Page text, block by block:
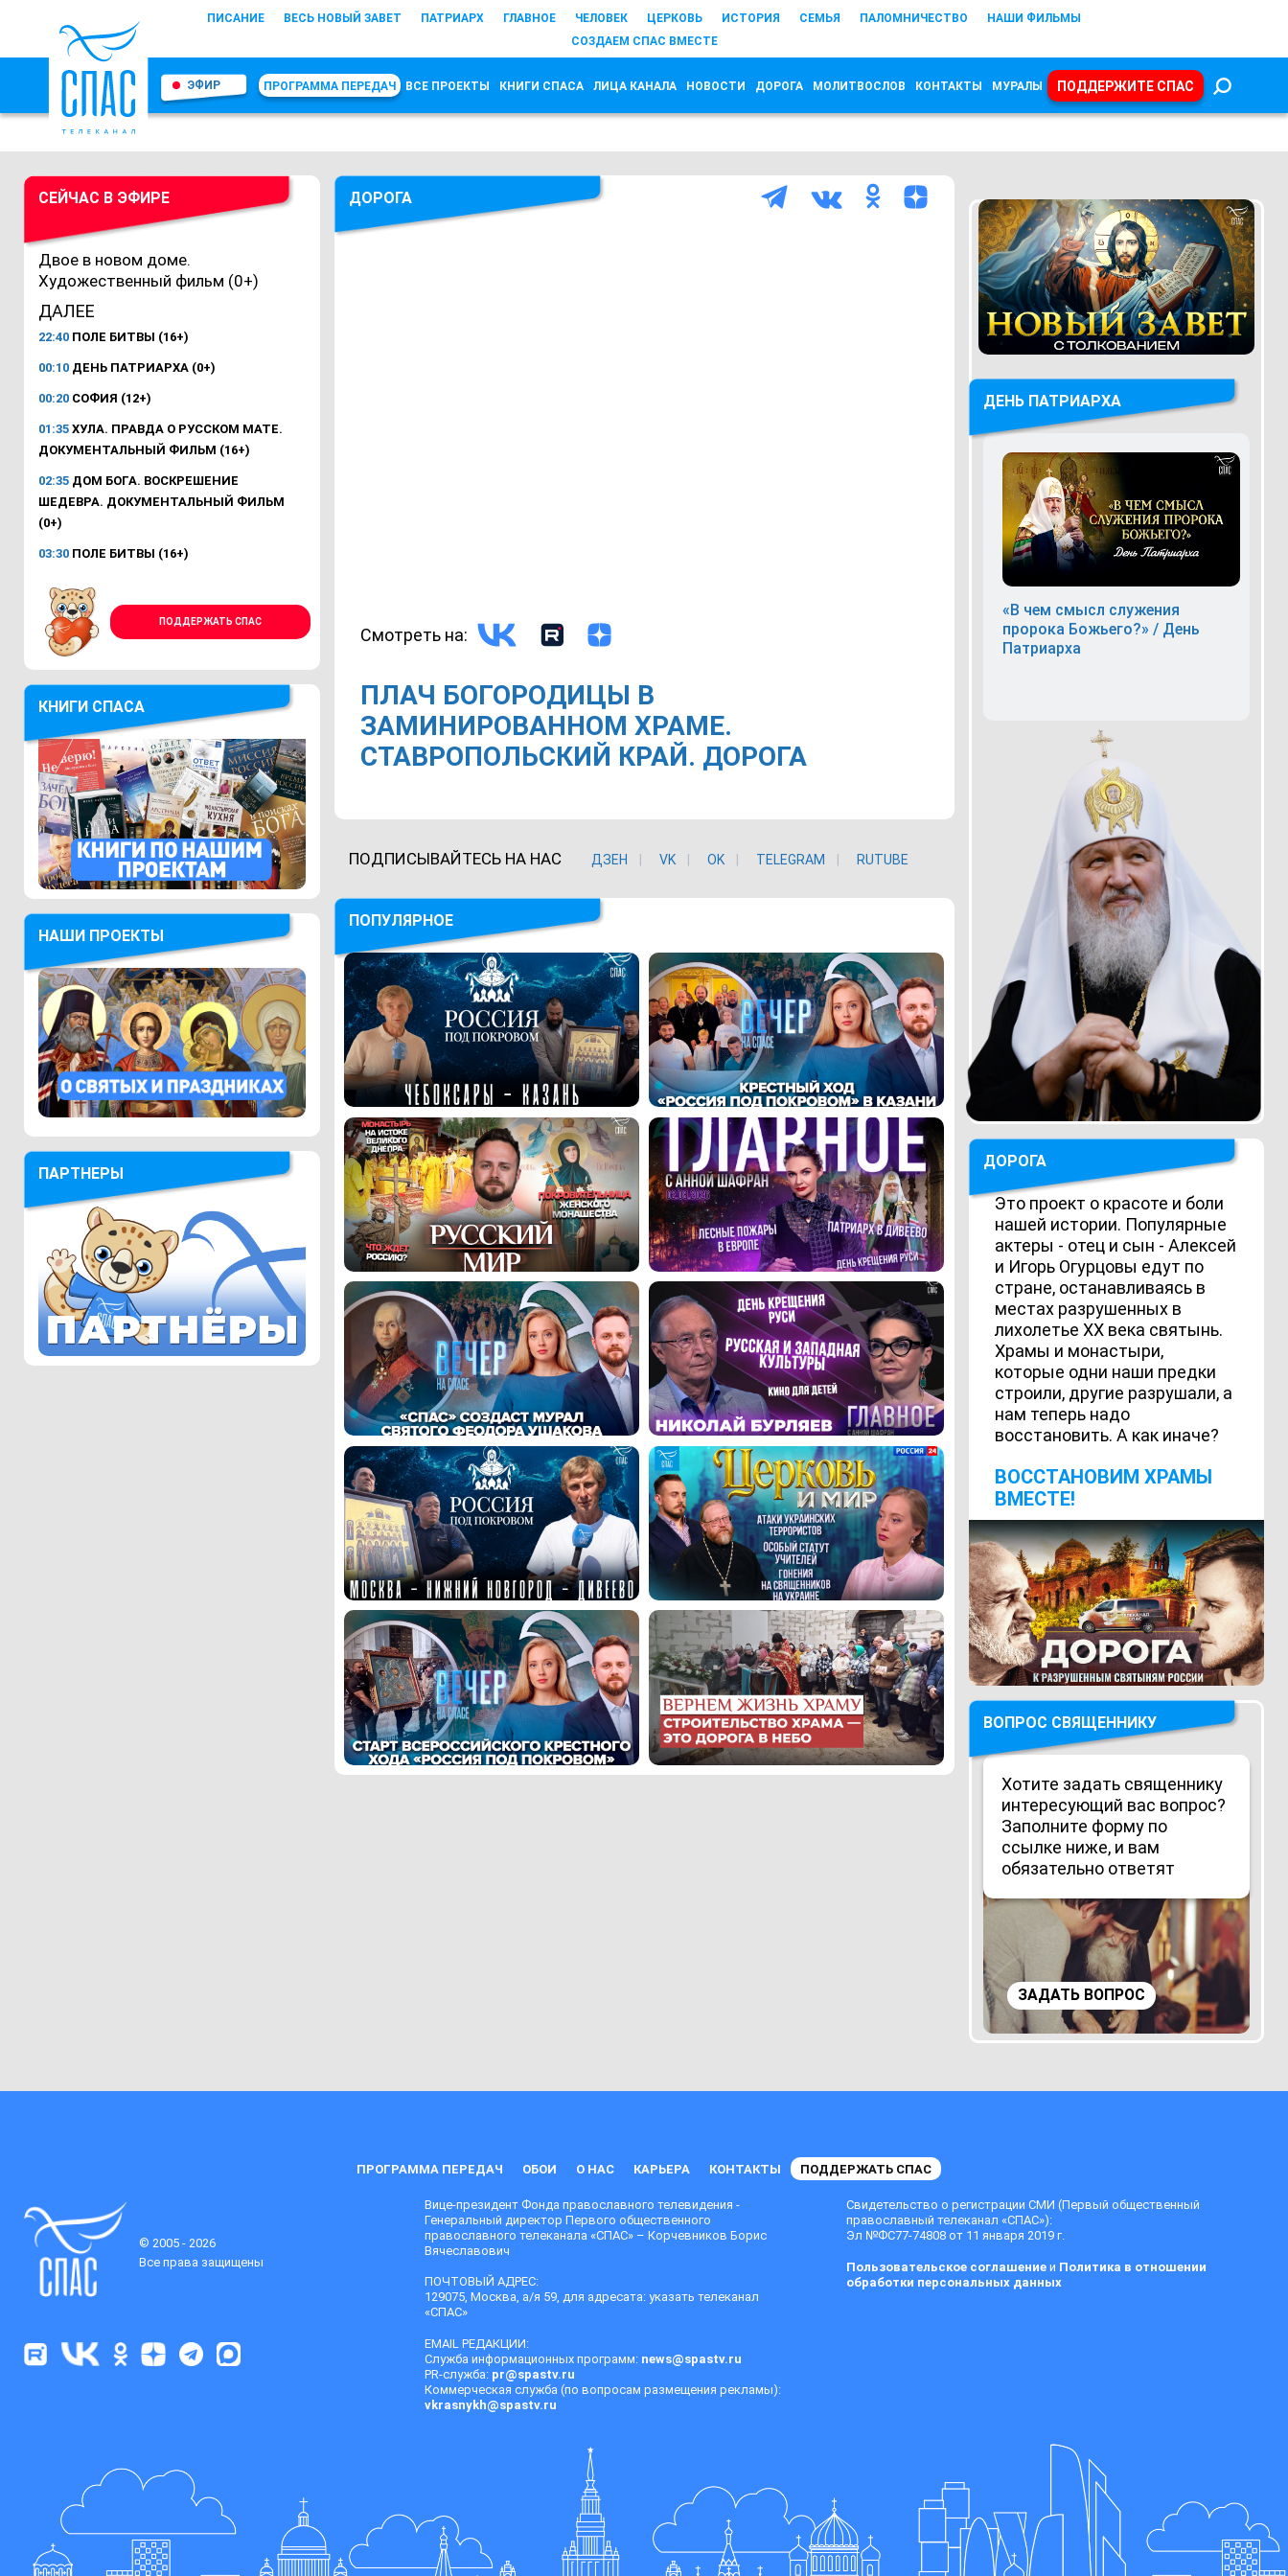
ПИСАНИЕ ВЕСЬ НОВЫЙ ЗАВЕТ ПАТРИАРХ ГЛАВНОЕ ЧЕЛОВЕК ЦЕРКОВЬ ИСТОРИЯ СЕМЬЯ ПАЛОМНИЧЕСТВО
НАШИ ФИЛЬМЫ
СОЗДАЕМ СПАС ВМЕСТЕ
ЭФИР ПРОГРАММА ПЕРЕДАЧ ВСЕ ПРОЕКТЫ КНИГИ СПАСА ЛИЦА КАНАЛА НОВОСТИ ДОРОГА МОЛИТВОСЛОВ КОНТАКТЫ МУРАЛЫ ПОДДЕРЖИТЕ СПАС
СЕЙЧАС В ЭФИРЕ
Двое в новом доме.
Художественный фильм (0+)
ДАЛЕЕ
22:40 ПОЛЕ БИТВЫ (16+)
00:10 ДЕНЬ ПАТРИАРХА (0+)
00:20 СОФИЯ (12+)
01:35 ХУЛА. ПРАВДА О РУССКОМ МАТЕ.
ДОКУМЕНТАЛЬНЫЙ ФИЛЬМ (16+)
02:35 ДОМ БОГА. ВОСКРЕШЕНИЕ
ШЕДЕВРА. ДОКУМЕНТАЛЬНЫЙ ФИЛЬМ
(0+)
03:30 ПОЛЕ БИТВЫ (16+)
ПОДДЕРЖАТЬ СПАС
КНИГИ СПАСА
НАШИ ПРОЕКТЫ
ПАРТНЕРЫ
ДОРОГА
Смотреть на:
ПЛАЧ БОГОРОДИЦЫ В
ЗАМИНИРОВАННОМ ХРАМЕ.
СТАВРОПОЛЬСКИЙ КРАЙ. ДОРОГА
ПОДПИСЫВАЙТЕСЬ НА НАС ДЗЕН VK ОK TELEGRAM RUTUBE
ПОПУЛЯРНОЕ
ДЕНЬ ПАТРИАРХА
«В чем смысл служения
пророка Божьего?» / День
Патриарха
ДОРОГА
Это проект о красоте и боли
нашей истории. Популярные
актеры - отец и сын - Алексей
и Игорь Огурцовы едут по
стране, останавливаясь в
местах разрушенных в
лихолетье ХХ века святынь.
Храмы и монастыри,
которые одни наши предки
строили, другие разрушали, а
нам теперь надо
восстановить. А как иначе?
ВОCСТАНОВИМ ХРАМЫ
ВМЕСТЕ!
ВОПРОС СВЯЩЕННИКУ
Хотите задать священнику
интересующий вас вопрос?
Заполните форму по
ссылке ниже, и вам
обязательно ответят
ЗАДАТЬ ВОПРОС
ПРОГРАММА ПЕРЕДАЧ ОБОИ О НАС КАРЬЕРА КОНТАКТЫ ПОДДЕРЖАТЬ СПАС
© 2005 - 2026
Все права защищены
Вице-президент Фонда православного телевидения -
Генеральный директор Первого общественного
православного телеканала «СПАС» – Корчевников Борис
Вячеславович
ПОЧТОВЫЙ АДРЕС:
129075, Москва, а/я 59, для адресата: указать телеканал
«СПАС»
EMAIL РЕДАКЦИИ:
Служба информационных программ: news@spastv.ru
PR-служба: pr@spastv.ru
Коммерческая служба (по вопросам размещения рекламы):
vkrasnykh@spastv.ru
Свидетельство о регистрации СМИ (Первый общественный
православный телеканал «СПАС»):
Эл №ФС77-74808 от 11 января 2019 г.
Пользовательское соглашениеи Политика в отношении
обработки персональных данных